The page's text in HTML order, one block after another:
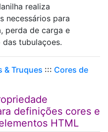
realiza
necessários para
perda de carga e
tubulaçoes.
& Truques ::: Cores de
definições cores e
HTML